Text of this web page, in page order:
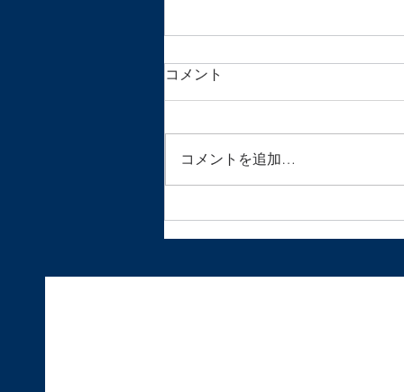
電話でのお問い合わせ
いつも鍼灸マッサージサロン月の
電話がアプリの不具合で使えなく
なっております。 スマホの機種
LINEかメールでお願いしている
コメント
コメントを追加…